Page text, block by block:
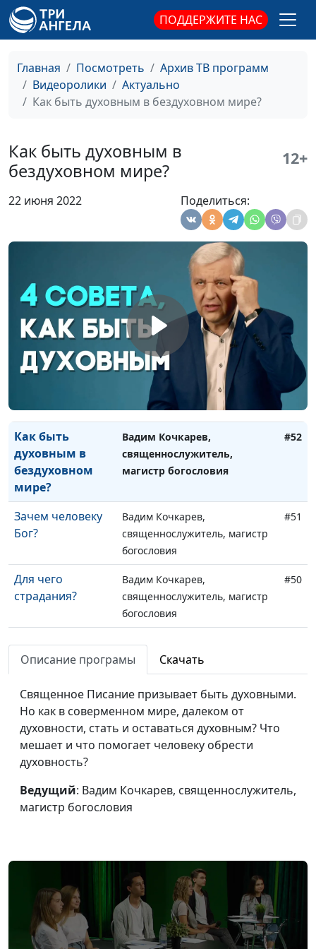
ПОДДЕРЖИТЕ НАС
Главная Посмотреть
Архив ТВ программ
Видеоролики
Актуально
Как быть духовным в бездуховном мире?
Как быть духовным в
бездуховном мире?
12+
22 июня 2022 Поделиться:
Может ли
смиренный
защищать свои
права?
Вадим Кочкарев,
священнослужитель, магистр
#58
христианин?
богословия
Как полюбить
врага?
Вадим Кочкарев,
священнослужитель, магистр
Вадим Кочкарев,
священнослужитель, магистр
Что даёт
христианство?
Вадим Кочкарев,
священнослужитель, магистр
богословия
Иметь талант
Вадим Кочкарев,
священнослужитель, магистр
богословия
Как быть
духовным в
бездуховном
мире?
Вадим Кочкарев,
священнослужитель,
магистр богословия
#52
Зачем человеку
Бог?
Вадим Кочкарев,
священнослужитель, магистр
богословия
#51
Для чего
страдания?
Вадим Кочкарев,
священнослужитель, магистр
богословия
#50
Жениться не по
любви?
Вадим Кочкарев,
священнослужитель, магистр
богословия
Иисус Христос
как смысл жизни
Вадим Кочкарев,
священнослужитель, магистр
Принимай
решения, думая
о будущем
священнослужитель, магистр
богословия
богословия
Почему
существует
волонтерство?
Ольга Козуля, волонтер,
руководитель волонтерского
объединения «Добрые руки»
Описание програмы Скачать
Священное Писание призывает быть духовными.
Но как в соверменном мире, далеком от
духовности, стать и оставаться духовным? Что
мешает и что помогает человеку обрести
духовность?
Ведущий: Вадим Кочкарев, священнослужитель,
магистр богословия